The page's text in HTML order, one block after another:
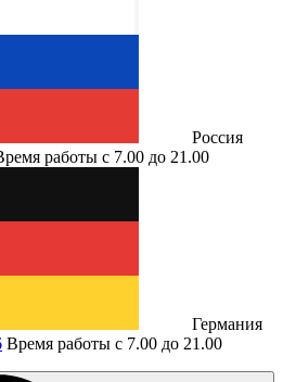
Россия
работы с 7.00 до 21.00
Германия
Время работы с 7.00 до 21.00